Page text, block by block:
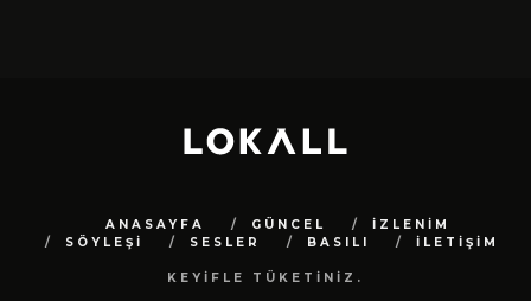
ANASAYFA GÜNCEL
İZLENİM
SÖYLEŞİ
SESLER BASILI İLETİŞİM
KEYİFLE TÜKETİNİZ.